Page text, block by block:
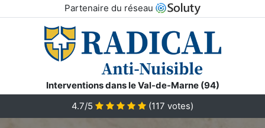
Partenaire du réseau
Interventions dans le Val-de-Marne (94)
4.7/5 (117 votes)